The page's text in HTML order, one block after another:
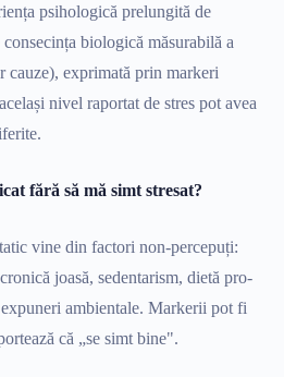
psihologică prelungită de
biologică măsurabilă a
cauze), exprimată prin markeri
nivel raportat de stres pot avea
fără să mă simt stresat?
vine din factori non-percepuți:
joasă, sedentarism, dietă pro-
ambientale. Markerii pot fi
că „se simt bine".